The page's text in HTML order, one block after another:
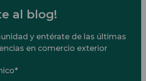
al blog!
y entérate de las últimas
en comercio exterior
*